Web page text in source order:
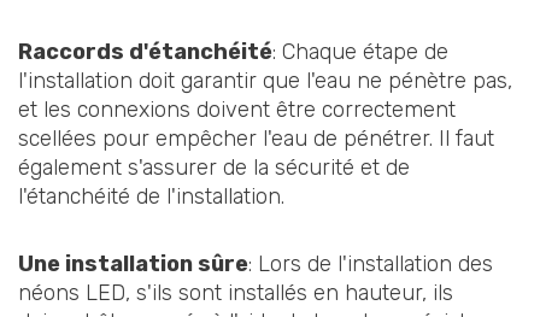
Raccords d'étanchéité: Chaque étape de
l'installation doit garantir que l'eau ne pénètre pas,
et les connexions doivent être correctement
scellées pour empêcher l'eau de pénétrer. Il faut
également s'assurer de la sécurité et de
l'étanchéité de l'installation.
Une installation sûre: Lors de l'installation des
néons LED, s'ils sont installés en hauteur, ils